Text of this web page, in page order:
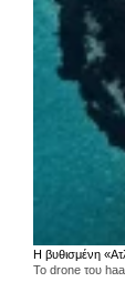
Η βυθισμένη
Το drone του